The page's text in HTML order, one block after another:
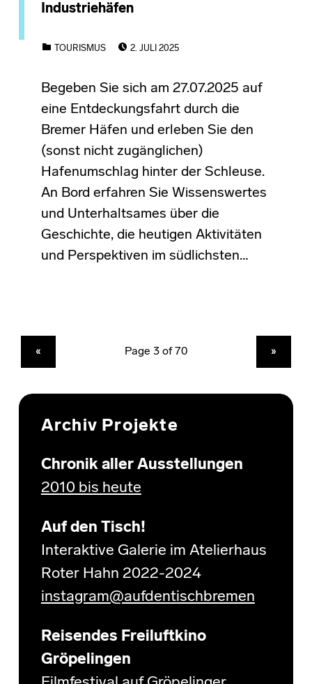
Industriehäfen
TOURISMUS
2. JULI 2025
Begeben Sie sich am 27.07.2025 auf
eine Entdeckungsfahrt durch die
Bremer Häfen und erleben Sie den
(sonst nicht zugänglichen)
Hafenumschlag hinter der Schleuse.
An Bord erfahren Sie Wissenswertes
und Unterhaltsames über die
Geschichte, die heutigen Aktivitäten
und Perspektiven im südlichsten…
« »
Archiv Projekte
Chronik aller Ausstellungen
2010 bis heute
Auf den Tisch!
Interaktive Galerie im Atelierhaus
Roter Hahn 2022-2024
instagram@aufdentischbremen
Reisendes Freiluftkino
Gröpelingen